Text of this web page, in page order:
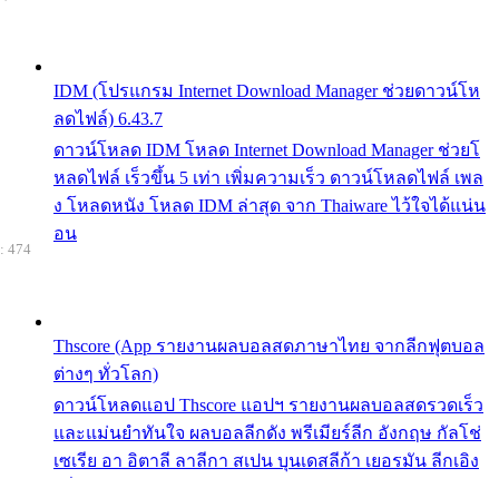
IDM (โปรแกรม Internet Download Manager ช่วยดาวน์โห
ลดไฟล์) 6.43.7
ดาวน์โหลด IDM โหลด Internet Download Manager ช่วยโ
หลดไฟล์ เร็วขึ้น 5 เท่า เพิ่มความเร็ว ดาวน์โหลดไฟล์ เพล
ง โหลดหนัง โหลด IDM ล่าสุด จาก Thaiware ไว้ใจได้แน่น
อน
Thscore (App รายงานผลบอลสดภาษาไทย จากลีกฟุตบอล
ต่างๆ ทั่วโลก)
ดาวน์โหลดแอป Thscore แอปฯ รายงานผลบอลสดรวดเร็ว
และแม่นยำทันใจ ผลบอลลีกดัง พรีเมียร์ลีก อังกฤษ กัลโช่
เซเรีย อา อิตาลี ลาลีกา สเปน บุนเดสลีก้า เยอรมัน ลีกเอิง
474